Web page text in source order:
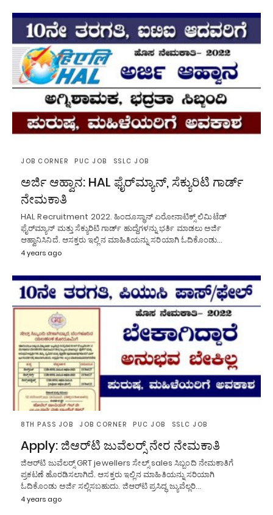
JOB CORNER PUC JOB SSLC JOB
ಅರ್ಜಿ ಆಹ್ವಾನ: HAL ಫೈರ್‌ಮ್ಯಾನ್, ಸೆಕ್ಯುರಿಟಿ ಗಾರ್ಡ್
ನೇಮಕಾತಿ
HAL Recruitment 2022. ಹಿಂದೂಸ್ಥಾನ್ ಏರೋನಾಟಿಕ್ಸ್ ಲಿಮಿಟೆಡ್
ಫೈರ್‌ಮ್ಯಾನ್ ಮತ್ತು ಸೆಕ್ಯುರಿಟಿ ಗಾರ್ಡ್ ಹುದ್ದೆಗಳನ್ನು ಭರ್ತಿ ಮಾಡಲು ಅರ್ಜಿ
ಆಹ್ವಾನಿಸಿನಿದೆ. ಆಸಕ್ತರು ಇಲ್ಲಿನ ಮಾಹಿತಿಯನ್ನು ಸರಿಯಾಗಿ ಓದಿಕೊಂಡು…
4 years ago
8TH PASS JOB JOB CORNER PUC JOB SSLC JOB
Apply: ಜಿಆರ್‌ಟಿ ಜುವೆಲರ‍್ಸ್ ನೇರ ನೇಮಕಾತಿ
ಜಿಆರ್‌ಟಿ ಜುವೆಲರ‍್ಸ್ GRT jewellers ಸೇಲ್ಸ್ sales ಸಿಬ್ಬಂದಿ ನೇಮಕಾತಿಗೆ
ಪ್ರಕಟಣೆ ಹೊರಡಿಸಲಾಗಿದೆ. ಆಸಕ್ತರು ಇಲ್ಲಿನ ಮಾಹಿತಿಯನ್ನು ಸರಿಯಾಗಿ
ಓದಿಕೊಂಡು ಅರ್ಜಿ ಸಲ್ಲಿಸಬಹುದು. ಜಿಆರ್‌ಟಿ ಪ್ರಸಿದ್ಧ ಜ್ಯುವೆಲ್ಲರಿ…
4 years ago